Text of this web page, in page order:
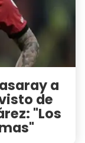
a
de
"Los